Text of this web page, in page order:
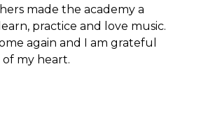
made the academy a
practice and love music.
again and I am grateful
my heart.